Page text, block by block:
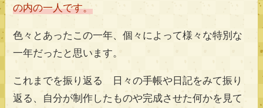
の内の一人です。
色々とあったこの一年、個々によって様々な特別な
一年だったと思います。
これまでを振り返る 日々の手帳や日記をみて振り
返る、自分が制作したものや完成させた何かを見て